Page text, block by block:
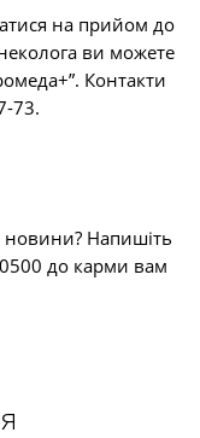
на прийом до
ви можете
Контакти
73.
новини? Напишіть
до карми вам